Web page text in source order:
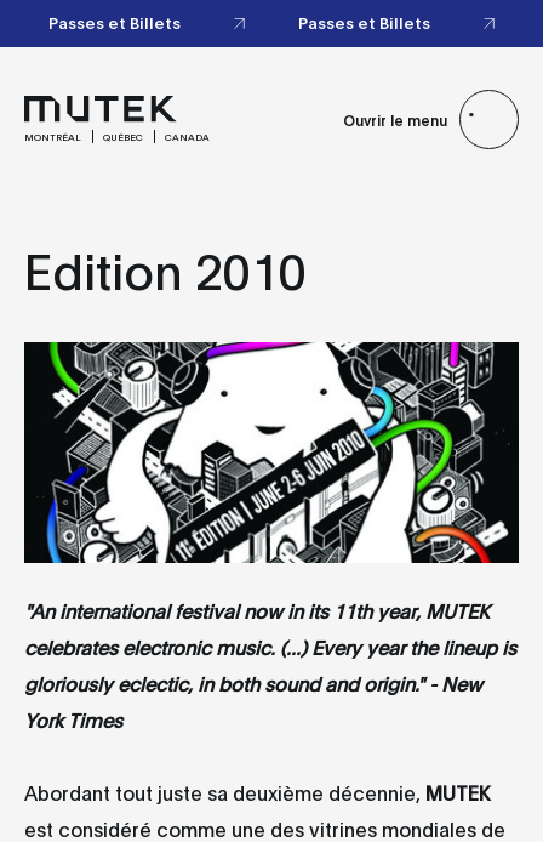
Passes et Billets Passes et Billets
MONTRÉAL QUÉBEC CANADA
Ouvrir le menu
Edition 2010
"An international festival now in its 11th year, MUTEK
celebrates electronic music. (...) Every year the lineup is
gloriously eclectic, in both sound and origin." - New
York Times
Abordant tout juste sa deuxième décennie, MUTEK
est considéré comme une des vitrines mondiales de